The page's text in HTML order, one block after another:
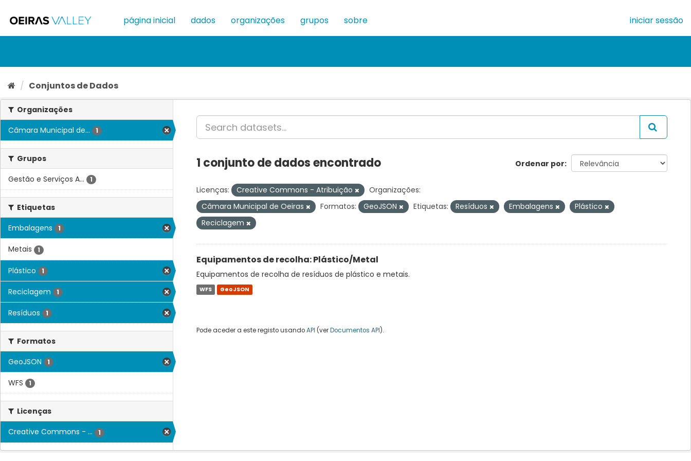
para
conteúdo
página inicial dados organizações grupos sobre iniciar sessão
Conjuntos de Dados
Organizações
Câmara Municipal de...
1
Grupos
Gestão e Serviços A...
1
Etiquetas
Embalagens
1
Metais 1
Plástico 1
Reciclagem 1
Resíduos 1
Formatos
GeoJSON
1
WFS 1
Licenças
Creative Commons - ...
1
Ordenar por
1 conjunto de dados encontrado
Licenças: Creative Commons - Atribuição
Organizações:
Câmara Municipal de Oeiras
Formatos: GeoJSON Etiquetas: Resíduos Embalagens
Plástico
Reciclagem
Equipamentos de recolha: Plástico/Metal
Equipamentos de recolha de resíduos de plástico e metais.
WFS GeoJSON
Pode aceder a este registo usandoAPI (verDocumentos API).